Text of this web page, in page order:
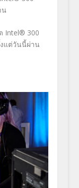
น
Intel® 300
แต่วันนี้ผ่าน